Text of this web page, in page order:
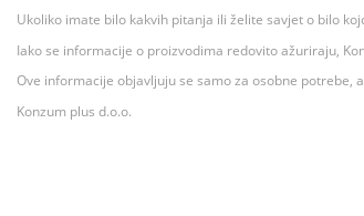
Ukoliko imate bilo kakvih pitanja ili želite savjet o bilo
Iako se informacije o proizvodima redovito ažuriraju,
Ove informacije objavljuju se samo za osobne potrebe,
Konzum plus d.o.o.